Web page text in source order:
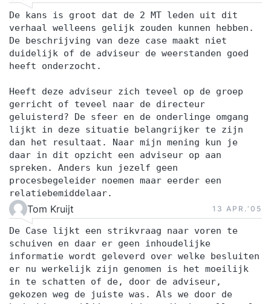
De kans is groot dat de 2 MT leden uit dit
verhaal welleens gelijk zouden kunnen hebben.
De beschrijving van deze case maakt niet
duidelijk of de adviseur de weerstanden goed
heeft onderzocht.
Heeft deze adviseur zich teveel op de groep
gerricht of teveel naar de directeur
geluisterd? De sfeer en de onderlinge omgang
lijkt in deze situatie belangrijker te zijn
dan het resultaat. Naar mijn mening kun je
daar in dit opzicht een adviseur op aan
spreken. Anders kun jezelf geen
procesbegeleider noemen maar eerder een
relatiebemiddelaar.
Tom Kruijt 13 APR.‘05
De Case lijkt een strikvraag naar voren te
schuiven en daar er geen inhoudelijke
informatie wordt geleverd over welke besluiten
er nu werkelijk zijn genomen is het moeilijk
in te schatten of de, door de adviseur,
gekozen weg de juiste was. Als we door de